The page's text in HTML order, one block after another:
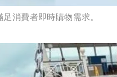
消費者即時購物需求。